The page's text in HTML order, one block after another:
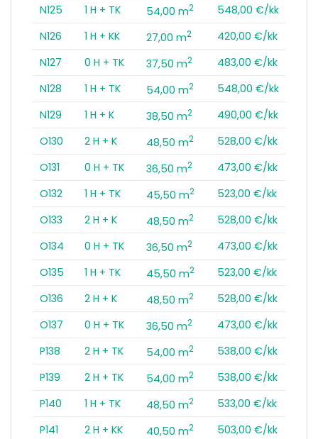
N125
1 H + TK 54,00 m2
548,00 €/kk
N126
1 H + KK 27,00 m2
420,00 €/kk
N127
0 H + TK 37,50 m2
483,00 €/kk
N128
1 H + TK 54,00 m2
548,00 €/kk
N129
1 H + K 38,50 m2
490,00 €/kk
O130
2 H + K 48,50 m2
528,00 €/kk
O131
0 H + TK 36,50 m2
473,00 €/kk
O132
1 H + TK 45,50 m2
523,00 €/kk
O133
2 H + K 48,50 m2
528,00 €/kk
O134
0 H + TK 36,50 m2
473,00 €/kk
O135
1 H + TK 45,50 m2
523,00 €/kk
O136
2 H + K 48,50 m2
528,00 €/kk
O137
0 H + TK 36,50 m2
473,00 €/kk
P138
2 H + TK 54,00 m2
538,00 €/kk
P139
2 H + TK 54,00 m2
538,00 €/kk
P140
1 H + TK 48,50 m2
533,00 €/kk
P141
2 H + KK 40,50 m2
503,00 €/kk